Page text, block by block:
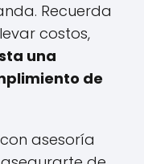
Recuerda
costos,
una
de
asesoría